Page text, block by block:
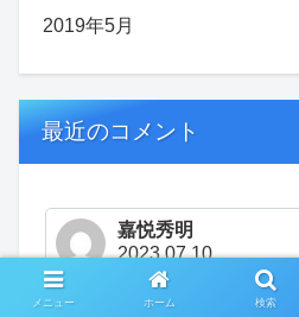
2019年5月
最近のコメント
嘉悦秀明
2023.07.10
貴重な、リサーチありがとうご
メニュー ホーム 検索